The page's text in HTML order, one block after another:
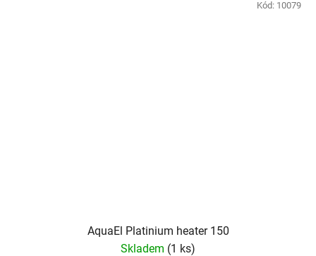
AquaEl Platinium heater 150
Skladem (1 ks)
Kód: 10079